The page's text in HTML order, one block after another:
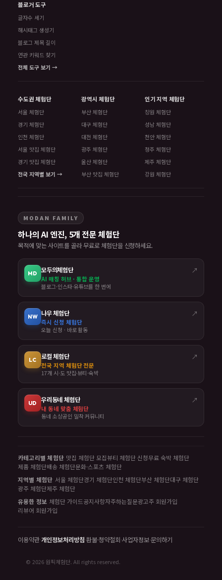
블로거 도구
글자수 세기
해시태그 생성기
블로그 제목 길이
연관 키워드 찾기
전체 도구 보기 →
수도권 체험단
서울 체험단
경기 체험단
인천 체험단
서울 맛집 체험단
경기 맛집 체험단
전국 지역별 보기 →
광역시 체험단
부산 체험단
대구 체험단
대전 체험단
광주 체험단
울산 체험단
부산 맛집 체험단
인기 지역 체험단
창원 체험단
성남 체험단
천안 체험단
청주 체험단
제주 체험단
강원 체험단
MODAN FAMILY
하나의 AI 엔진, 5개 전문 체험단
목적에 맞는 사이트를 골라 무료로 체험단을 신청하세요.
MD 모두의체험단 ↗
AI 매칭 허브 · 통합 운영
블로그·인스타·유튜브를 한 번에
NW 나우 체험단 ↗
즉시 신청 체험단
오늘 신청 · 바로 활동
LC 로컬 체험단 ↗
전국 지역 체험단 전문
17개 시·도 맛집·뷰티·숙박
UD 우리동네 체험단 ↗
내 동네 맞춤 체험단
동네 소상공인 밀착 커뮤니티
카테고리별 체험단 맛집 체험단 모집뷰티 체험단 신청무료 숙박 체험단
제품 체험단배송 체험단문화·스포츠 체험단
지역별 체험단 서울 체험단경기 체험단인천 체험단부산 체험단대구 체험단
광주 체험단제주 체험단
유용한 정보 체험단 가이드공지사항자주하는질문광고주 회원가입
리뷰어 회원가입
이용약관·개인정보처리방침·환불·청약철회·사업자정보·문의하기
© 2026 원픽체험단. All rights reserved.